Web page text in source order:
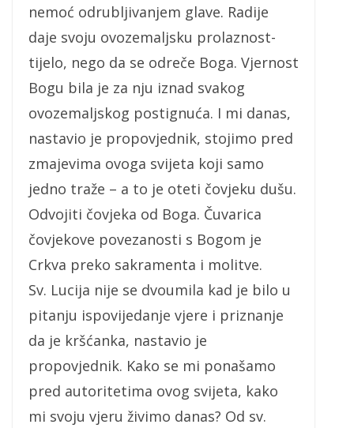
nemoć odrubljivanjem glave. Radije
daje svoju ovozemaljsku prolaznost-
tijelo, nego da se odreče Boga. Vjernost
Bogu bila je za nju iznad svakog
ovozemaljskog postignuća. I mi danas,
nastavio je propovjednik, stojimo pred
zmajevima ovoga svijeta koji samo
jedno traže – a to je oteti čovjeku dušu.
Odvojiti čovjeka od Boga. Čuvarica
čovjekove povezanosti s Bogom je
Crkva preko sakramenta i molitve.
Sv. Lucija nije se dvoumila kad je bilo u
pitanju ispovijedanje vjere i priznanje
da je kršćanka, nastavio je
propovjednik. Kako se mi ponašamo
pred autoritetima ovog svijeta, kako
mi svoju vjeru živimo danas? Od sv.